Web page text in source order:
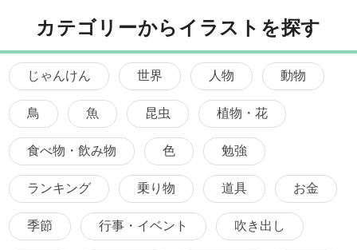
カテゴリーからイラストを探す
じゃんけん 世界 人物 動物
鳥 魚 昆虫 植物・花
食べ物・飲み物 色 勉強
ランキング 乗り物 道具 お金
季節 行事・イベント 吹き出し